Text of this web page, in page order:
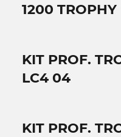
1200 TROPHY
KIT PROF.
LC4 04
KIT PROF.